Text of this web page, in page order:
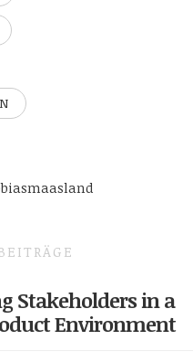
Stakeholders in a
Environment